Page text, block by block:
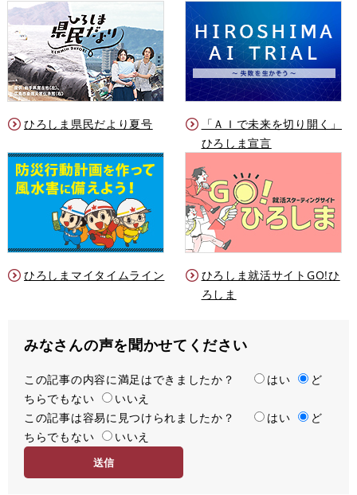
ひろしま県民だより夏号
「ＡＩで未来を切り開く」
ひろしま宣言
ひろしまマイタイムライン
ひろしま就活サイトGO!ひ
ろしま
みなさんの声を聞かせてください
満
足
度
この記事の内容に満足はできましたか？ はい
ど
ちらでもない
いいえ
容
易
この記事は容易に見つけられましたか？ はい
ど
ちらでもない
いいえ